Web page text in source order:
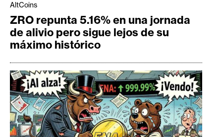
AltCoins
ZRO repunta 5.16% en una jornada
de alivio pero sigue lejos de su
máximo histórico